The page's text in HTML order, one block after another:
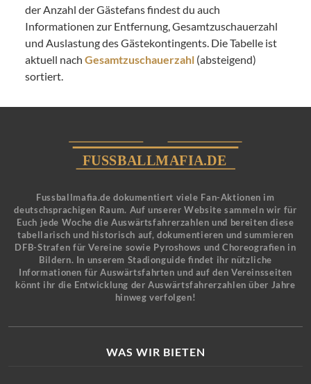
der Anzahl der Gästefans findest du auch
Informationen zur Entfernung, Gesamtzuschauerzahl
und Auslastung des Gästekontingents. Die Tabelle ist
aktuell nach Gesamtzuschauerzahl (absteigend)
sortiert.
Fussballmafia.de dokumentiert viele Fan-Aktionen im
deutschsprachigen Raum. Auf unserer Website sammeln wir für
Euch jede Woche die Auswärtsfahrerzahlen und bereiten diese
tabellarisch und historisch auf, dokumentieren und summieren
DFB-Strafen für Vereine sowie Pyroshows und Choreografien in
Bildern. In unserem Stadionguide findet ihr nützliche
Informationen für Auswärtsfahrten und auf den Vereinsseiten
könnt ihr die Entwicklung der Auswärtsfahrerzahlen über Jahre
hinweg verfolgen!
WAS WIR BIETEN